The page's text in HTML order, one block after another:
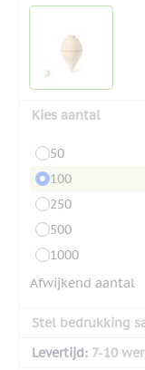
Kies aantal
50
100
250
500
1000
Afwijkend aantal
Stel bedrukking
Levertijd: 7-10